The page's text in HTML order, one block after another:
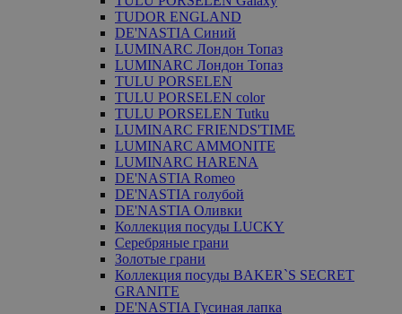
TUDOR ENGLAND
DE'NASTIA Синий
LUMINARC Лондон Топаз
LUMINARC Лондон Топаз
TULU PORSELEN
TULU PORSELEN color
TULU PORSELEN Tutku
LUMINARC FRIENDS'TIME
LUMINARC AMMONITE
LUMINARC HARENA
DE'NASTIA Romeo
DE'NASTIA голубой
DE'NASTIA Оливки
Коллекция посуды LUCKY
Серебряные грани
Золотые грани
Коллекция посуды BAKER`S SECRET
GRANITE
DE'NASTIA Гусиная лапка